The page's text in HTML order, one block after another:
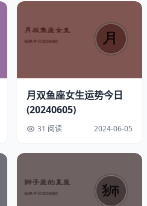
月双鱼座女生运势今日
(20240605)
31 阅读 2024-06-05